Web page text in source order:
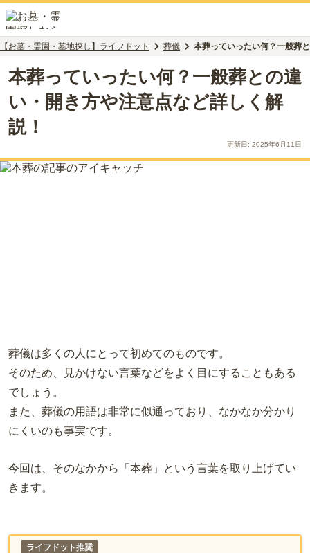
【お墓・霊園・墓地探し】ライフドット 葬儀 本葬っていったい何？一般葬
本葬っていったい何？一般葬との違
い・開き方や注意点など詳しく解
説！
更新日: 2025年6月11日
葬儀は多くの人にとって初めてのものです。
そのため、見かけない言葉などをよく目にすることもある
でしょう。
また、葬儀の用語は非常に似通っており、なかなか分かり
にくいのも事実です。
今回は、そのなかから「本葬」という言葉を取り上げてい
きます。
ライフドット推奨